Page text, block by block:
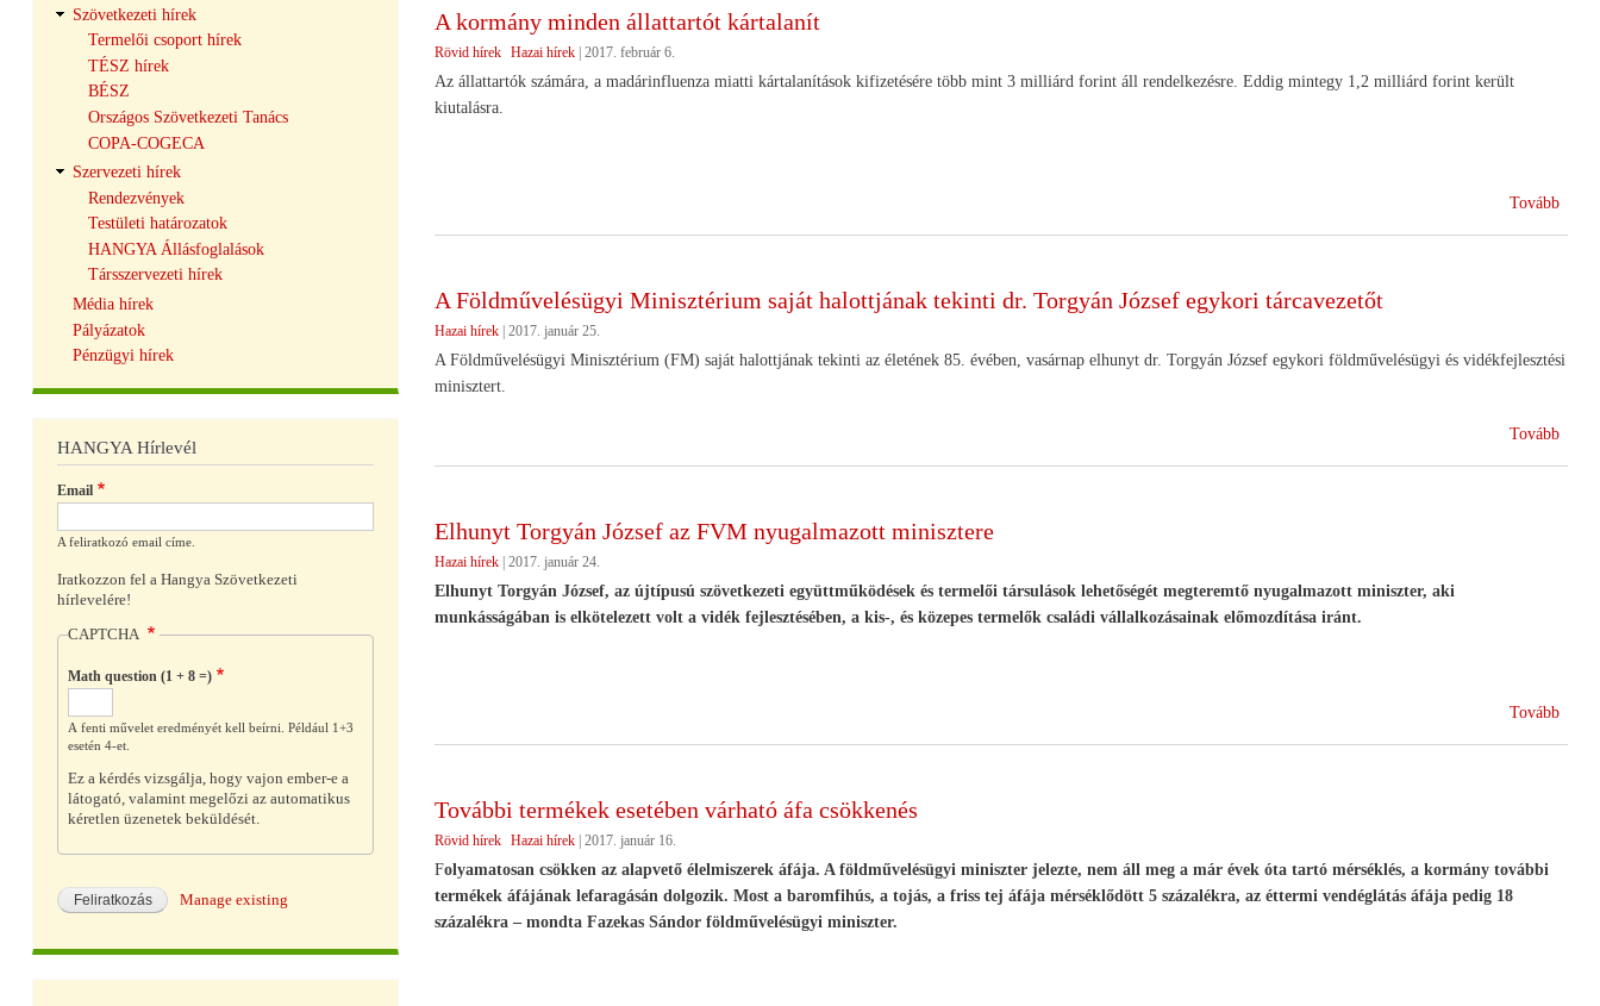
A kormány minden állattartót kártalanít
Rövid hírek Hazai hírek 2017. február 6.
Az állattartók számára, a madárinfluenza miatti kártalanítások kifizetésére több mint 3 milliárd forint áll rendelkezésre. Eddig mintegy 1,2 milliárd forint került
kiutalásra.
Tovább
A Földművelésügyi Minisztérium saját halottjának tekinti dr. Torgyán József egykori tárcavezetőt
Hazai hírek | 2017. január 25.
A Földművelésügyi Minisztérium (FM) saját halottjának tekinti az életének 85. évében, vasárnap elhunyt dr. Torgyán József egykori földművelésügyi és vidékfejlesztési
minisztert.
Tovább
Elhunyt Torgyán József az FVM nyugalmazott minisztere
Hazai hírek 2017. január 24.
Elhunyt Torgyán József, az újtípusú szövetkezeti együttműködések és termelői társulások lehetőségét megteremtő nyugalmazott miniszter, aki
munkásságában is elkötelezett volt a vidék fejlesztésében, a kis-, és közepes termelők családi vállalkozásainak előmozdítása iránt.
Tovább
További termékek esetében várható áfa csökkenés
Rövid hírek Hazai hírek 2017. január 16.
Folyamatosan csökken az alapvető élelmiszerek áfája. A földművelésügyi miniszter jelezte, nem áll meg a már évek óta tartó mérséklés, a kormány további
termékek áfájának lefaragásán dolgozik. Most a baromfihús, a tojás, a friss tej áfája mérséklődött 5 százalékra, az éttermi vendéglátás áfája pedig 18
százalékra – mondta Fazekas Sándor földművelésügyi miniszter.
Szövetkezeti hírek
Termelői csoport hírek
TÉSZ hírek
BÉSZ
Országos Szövetkezeti Tanács
COPA-COGECA
Szervezeti hírek
Rendezvények
Testületi határozatok
HANGYA Állásfoglalások
Társszervezeti hírek
Média hírek
Pályázatok
Pénzügyi hírek
HANGYA Hírlevél
Email
A feliratkozó email címe.
Iratkozzon fel a Hangya Szövetkezeti
hírlevelére!
CAPTCHA
Math question (1 + 8 =)
A fenti művelet eredményét kell beírni. Például 1+3
esetén 4-et.
Ez a kérdés vizsgálja, hogy vajon ember-e a
látogató, valamint megelőzi az automatikus
kéretlen üzenetek beküldését.
Manage existing